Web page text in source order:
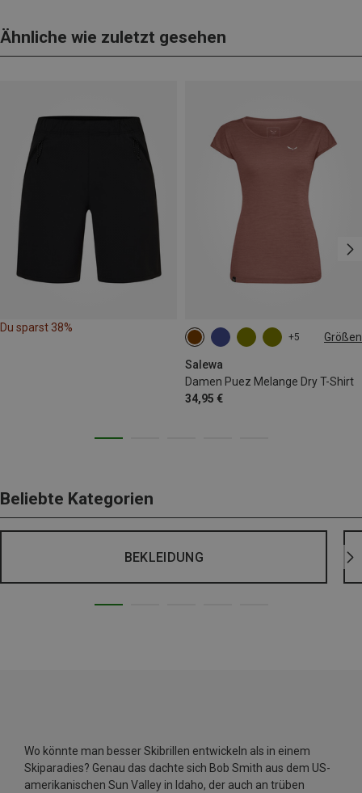
Ähnliche wie zuletzt gesehen
Du sparst 38%
+5 Größen
Salewa
Damen Puez Melange Dry T-Shirt
34,95 €
XS S M
XXL
Beliebte Kategorien
BEKLEIDUNG
Wo könnte man besser Skibrillen entwickeln als in einem
Skiparadies? Genau das dachte sich Bob Smith aus dem US-
amerikanischen Sun Valley in Idaho, der auch an trüben